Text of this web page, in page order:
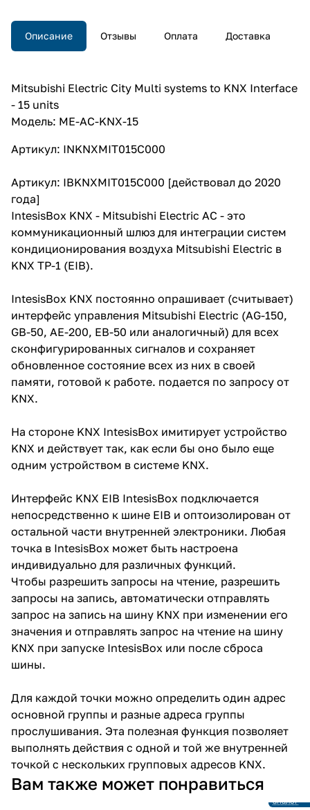
Описание Отзывы Оплата Доставка
Mitsubishi Electric City Multi systems to KNX Interface
- 15 units
Модель: ME-AC-KNX-15
Артикул: INKNXMIT015C000
Артикул: IBKNXMIT015C000 [действовал до 2020
года]
IntesisBox KNX - Mitsubishi Electric AC - это
коммуникационный шлюз для интеграции систем
кондиционирования воздуха Mitsubishi Electric в
KNX TP-1 (EIB).
IntesisBox KNX постоянно опрашивает (считывает)
интерфейс управления Mitsubishi Electric (AG-150,
GB-50, AE-200, EB-50 или аналогичный) для всех
сконфигурированных сигналов и сохраняет
обновленное состояние всех из них в своей
памяти, готовой к работе. подается по запросу от
KNX.
На стороне KNX IntesisBox имитирует устройство
KNX и действует так, как если бы оно было еще
одним устройством в системе KNX.
Интерфейс KNX EIB IntesisBox подключается
непосредственно к шине EIB и оптоизолирован от
остальной части внутренней электроники. Любая
точка в IntesisBox может быть настроена
индивидуально для различных функций.
Чтобы разрешить запросы на чтение, разрешить
запросы на запись, автоматически отправлять
запрос на запись на шину KNX при изменении его
значения и отправлять запрос на чтение на шину
KNX при запуске IntesisBox или после сброса
шины.
Для каждой точки можно определить один адрес
основной группы и разные адреса группы
прослушивания. Эта полезная функция позволяет
выполнять действия с одной и той же внутренней
точкой с нескольких групповых адресов KNX.
Вам также может понравиться